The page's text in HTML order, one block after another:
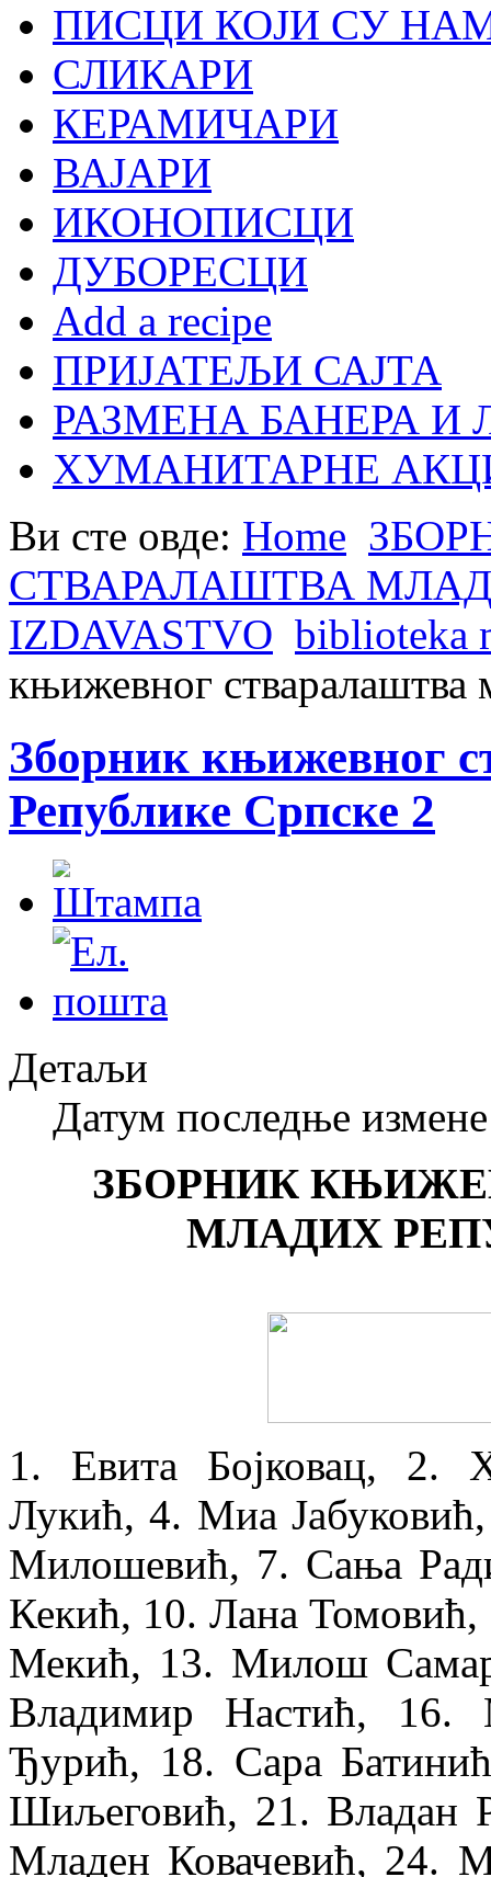
ПИСЦИ КОЈИ СУ
СЛИКАРИ
КЕРАМИЧАРИ
ВАЈАРИ
ИКОНОПИСЦИ
ДУБОРЕСЦИ
Add a recipe
ПРИЈАТЕЉИ САЈТА
РАЗМЕНА БАНЕРА И
ХУМАНИТАРНЕ
Ви сте овде: Home
СТВАРАЛАШТВА
IZDAVASTVO biblioteka
књижевног стваралаштва
Зборник књижевног
Републике Српске 2
Детаљи
Датум последње
ЗБОРНИК
МЛАДИХ
1. Евита Бојковац, 2.
Лукић, 4. Миа
Милошевић, 7. Сања
Кекић, 10. Лана
Мекић, 13. Милош
Владимир Настић, 16.
Ђурић, 18. Сара
Шиљеговић, 21. Владан
Младен Ковачевић, 24.